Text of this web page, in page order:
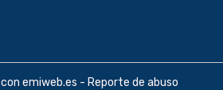
con emiweb.es - Reporte de abuso